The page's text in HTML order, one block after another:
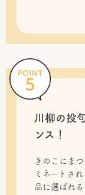
川柳の投
ンス！
きのこにま
ミネートさ
品に選ばれ